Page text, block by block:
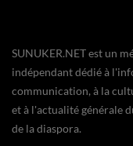
SUNUKER.NET est un
indépendant dédié à
communication, à la
et à l'actualité générale
de la diaspora.